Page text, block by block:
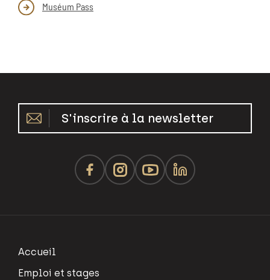
Muséum Pass
S'inscrire à la newsletter
Accueil
Emploi et stages